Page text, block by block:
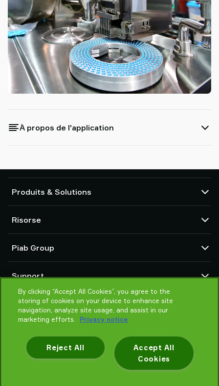
À propos de l'application
Produits & Solutions
Ventouses et préhenseurs souples
Composants de main de préhension robotisée (EOAT)
Solutions de préhension pour robots et cobots
Accessoires de systèmes et de solutions
Transporteur pneumatique pour poudre et vrac
Risorse
Configuratori di prodotto
Condizioni generali di vendita
Déclaration de confidentialité
Piab Group
Une organisation mondiale
Code de conduite
Actualités
Support
Contactez-nous
Trouver un fournisseur
Aidez-moi à choisir
By clicking “Accept All Cookies”, you agree to the
storing of cookies on your device to enhance site
navigation, analyze site usage, and assist in our
marketing efforts.
Privacy notice
Accept All
Cookies
Reject All